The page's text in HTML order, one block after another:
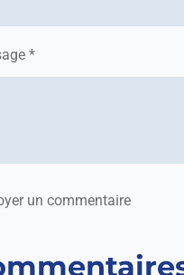
*
un commentaire